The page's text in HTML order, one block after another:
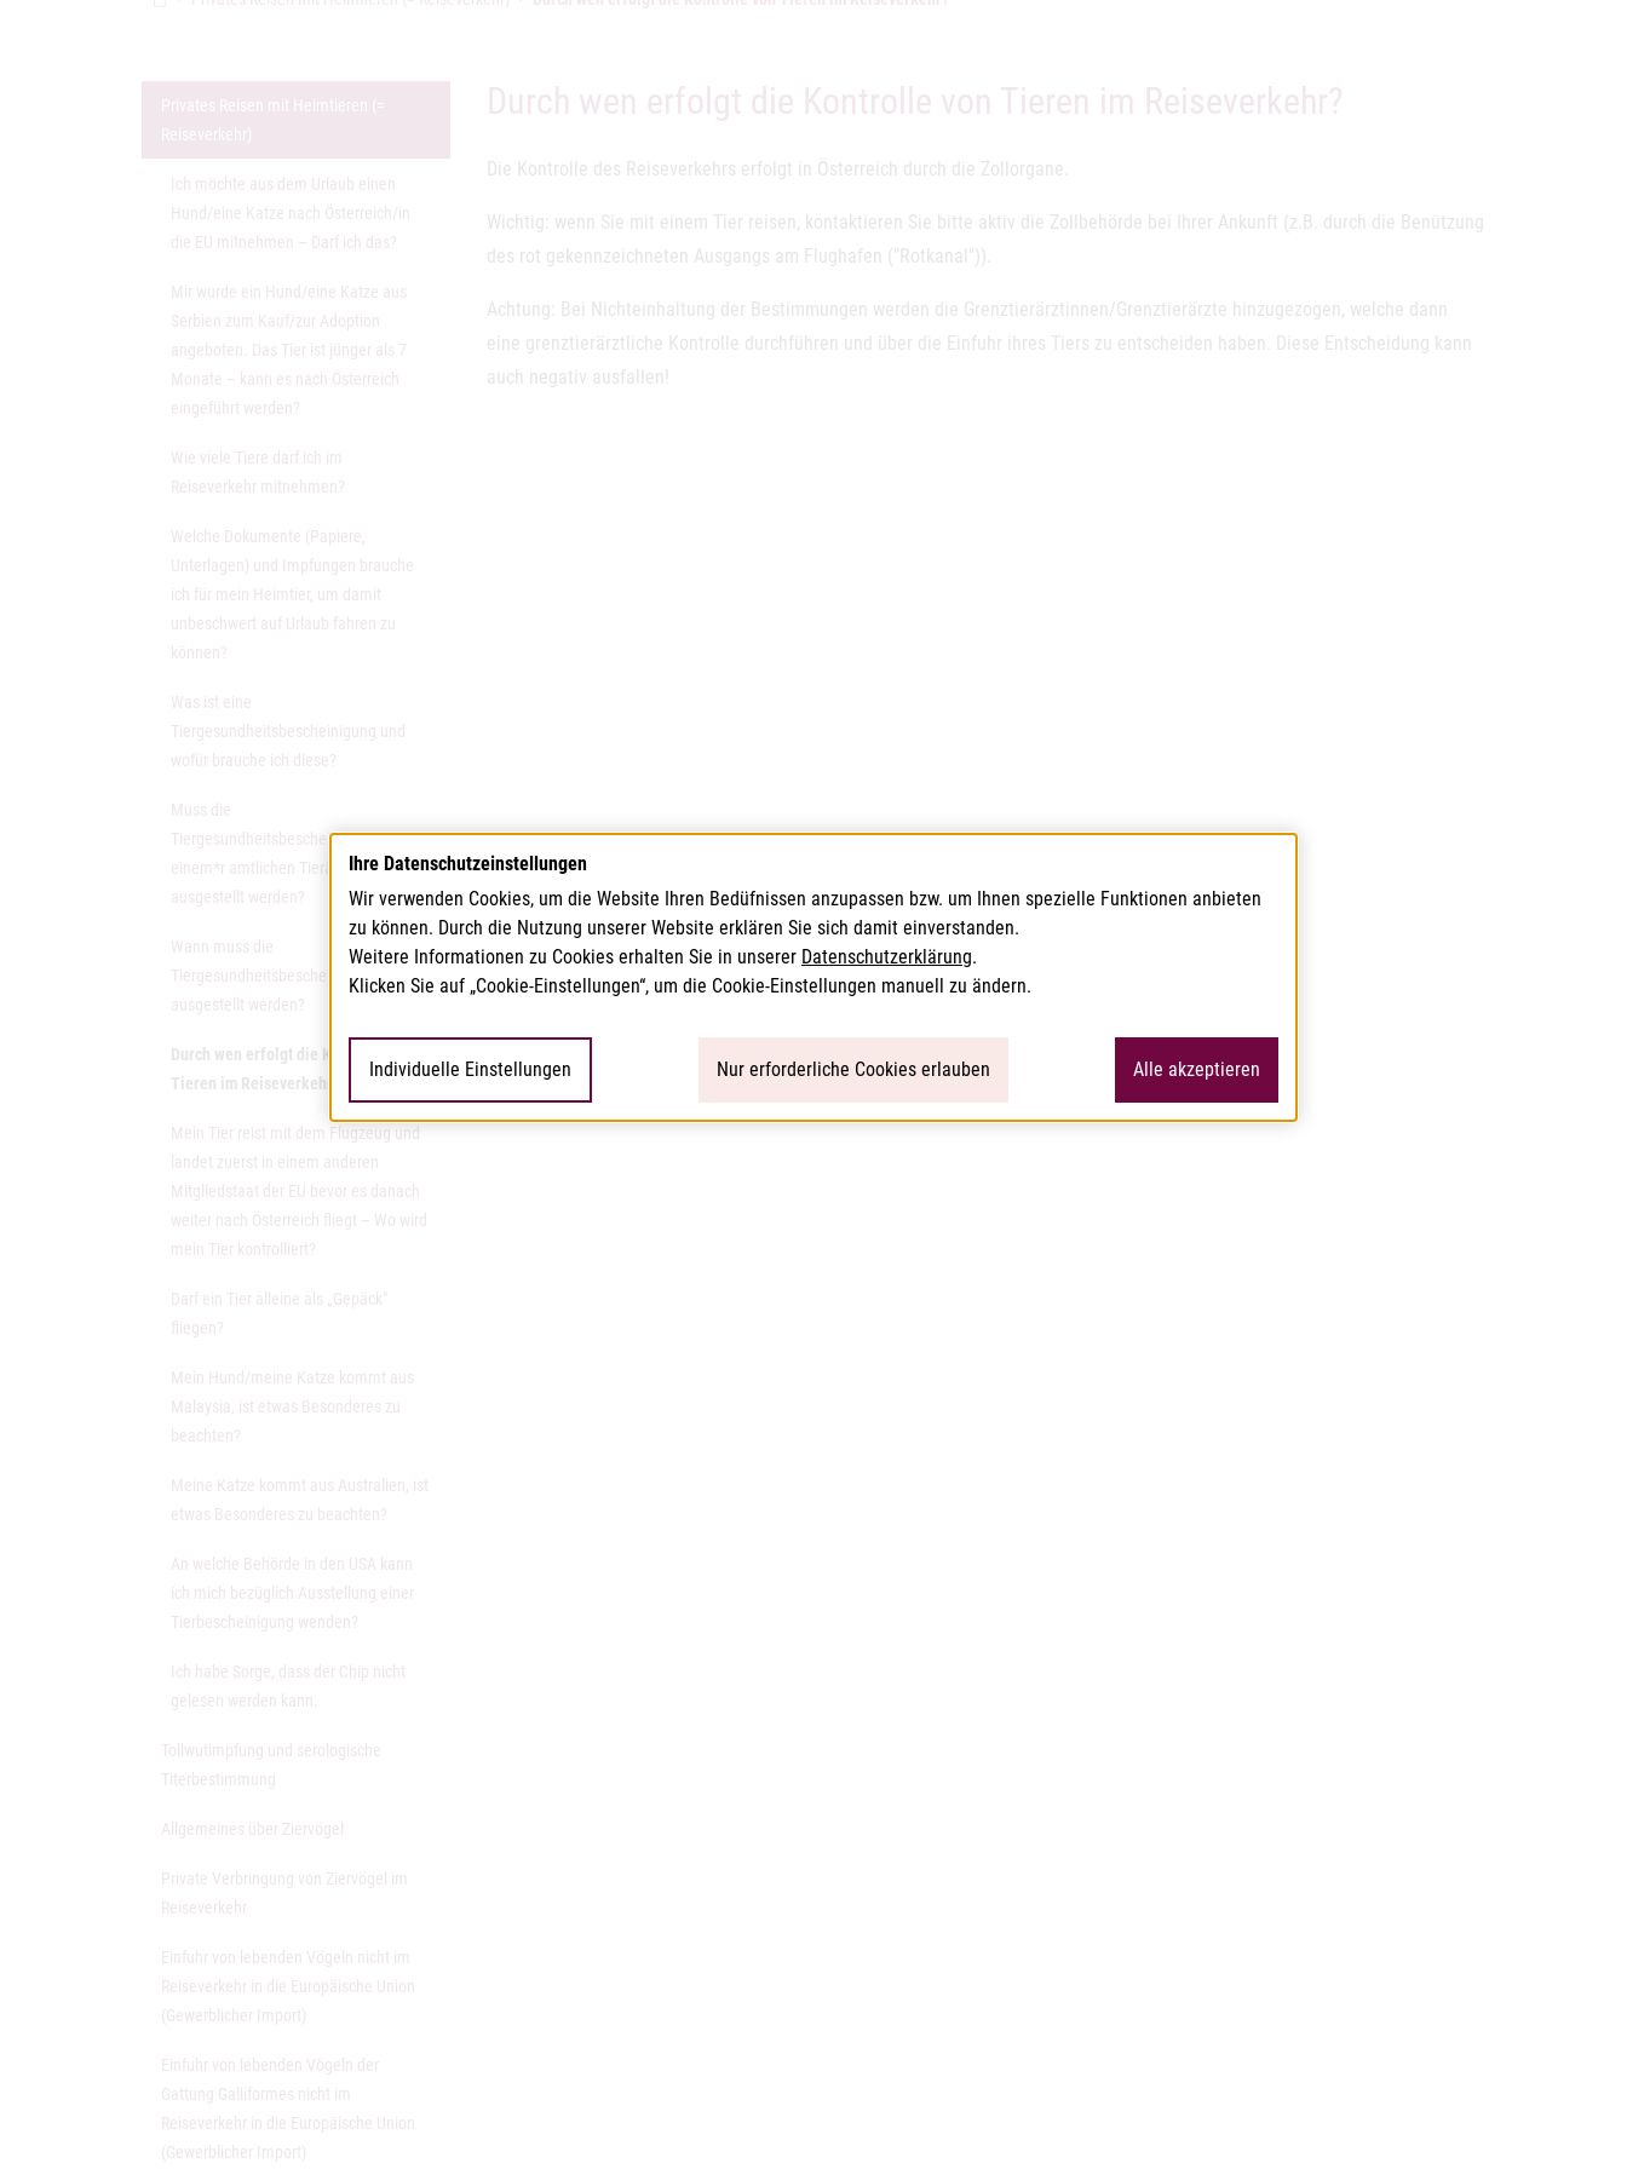
Privates Reisen mit Heimtieren (=
Reiseverkehr)
Ich möchte aus dem Urlaub einen
Hund/eine Katze nach Österreich/in
die EU mitnehmen – Darf ich das?
Mir wurde ein Hund/eine Katze aus
Serbien zum Kauf/zur Adoption
angeboten. Das Tier ist jünger als 7
Monate – kann es nach Österreich
eingeführt werden?
Wie viele Tiere darf ich im
Reiseverkehr mitnehmen?
Welche Dokumente (Papiere,
Unterlagen) und Impfungen brauche
ich für mein Heimtier, um damit
unbeschwert auf Urlaub fahren zu
können?
Was ist eine
Tiergesundheitsbescheinigung und
wofür brauche ich diese?
Muss die
Tiergesundheitsbescheinigung von
einem*r amtlichen Tierärzt:in
ausgestellt werden?
Wann muss die
Tiergesundheitsbescheinigung
ausgestellt werden?
Durch wen erfolgt die Kontrolle von
Tieren im Reiseverkehr?
(aktuelle Seite)
Mein Tier reist mit dem Flugzeug und
landet zuerst in einem anderen
Mitgliedstaat der EU bevor es danach
weiter nach Österreich fliegt – Wo wird
mein Tier kontrolliert?
Darf ein Tier alleine als „Gepäck"
fliegen?
Mein Hund/meine Katze kommt aus
Malaysia, ist etwas Besonderes zu
beachten?
Meine Katze kommt aus Australien, ist
etwas Besonderes zu beachten?
An welche Behörde in den USA kann
ich mich bezüglich Ausstellung einer
Tierbescheinigung wenden?
Ich habe Sorge, dass der Chip nicht
gelesen werden kann.
Tollwutimpfung und serologische
Titerbestimmung
Allgemeines über Ziervögel
Private Verbringung von Ziervögel im
Reiseverkehr
Einfuhr von lebenden Vögeln nicht im
Reiseverkehr in die Europäische Union
(Gewerblicher Import)
Einfuhr von lebenden Vögeln der
Gattung Galliformes nicht im
Reiseverkehr in die Europäische Union
(Gewerblicher Import)
Durch wen erfolgt die Kontrolle von Tieren im Reiseverkehr?
Die Kontrolle des Reiseverkehrs erfolgt in Österreich durch die Zollorgane.
Wichtig: wenn Sie mit einem Tier reisen, kontaktieren Sie bitte aktiv die Zollbehörde bei Ihrer Ankunft (z.B. durch die Benützung
des rot gekennzeichneten Ausgangs am Flughafen ("Rotkanal")).
Achtung: Bei Nichteinhaltung der Bestimmungen werden die Grenztierärztinnen/Grenztierärzte hinzugezogen, welche dann
eine grenztierärztliche Kontrolle durchführen und über die Einfuhr ihres Tiers zu entscheiden haben. Diese Entscheidung kann
auch negativ ausfallen!
Ihre Datenschutzeinstellungen
Wir verwenden Cookies, um die Website Ihren Bedüfnissen anzupassen bzw. um Ihnen spezielle Funktionen anbieten
zu können. Durch die Nutzung unserer Website erklären Sie sich damit einverstanden.
Weitere Informationen zu Cookies erhalten Sie in unserer Datenschutzerklärung.
Klicken Sie auf „Cookie-Einstellungen“, um die Cookie-Einstellungen manuell zu ändern.
Individuelle Einstellungen Nur erforderliche Cookies erlauben Alle akzeptieren